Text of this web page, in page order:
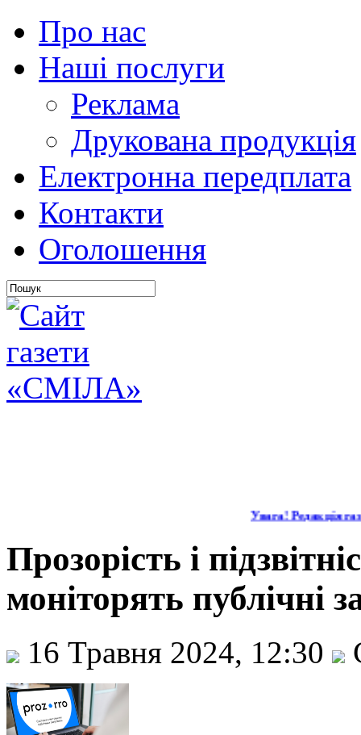
Про нас
Наші послуги
Реклама
Друкована продукція
Електронна передплата
Контакти
Оголошення
Увага! Редакція
Прозорість і
моніторять публічні
16 Травня 2024, 12:30